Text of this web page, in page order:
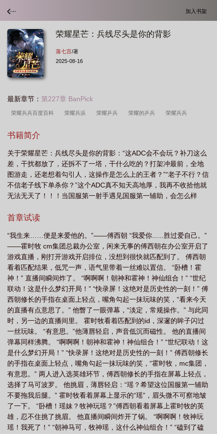
加入书架
荣耀星芒：兵线尽头是你的背影
落七言/著
2025-08-16
最新章节： 第227章 BanPick
荣耀兵兵百度百科 荣耀兵浜 荣耀乒兵 荣耀的乒兵 荣耀兵兵
书籍简介
关于荣耀星芒：兵线尽头是你的背影：“这ADC会不会玩？补刀这么
差，干扰都放了，还拆不了一塔，干什么吃的？打架冲最前，全地
图游走，还老想着勾引人，这操作是怎么上的王者？”“老子不行？信
不信老子线下单杀你？”这个ADC真不知天高地厚，我再不收拾他就
无法无天了！！！当国服第一射手遇见国服第一辅助，会怎么样
首章试读
“我生来……便是来爱他的。”——傅西朝 “我爱你......胜过爱自己。”
——霍时牧 cm集团总裁办公室，闲来无事的傅西朝在办公室开启了
游戏直播，刚打开游戏开启排位，没想到很快就匹配到了。 傅西朝
看着匹配结果，低咒一声，语气里带着一丝难以置信。 “卧槽！霍
神！” 直播间瞬间炸了。 “啊啊啊！朝神和霍神！神仙组合！” “世纪
联动！这是什么梦幻开局！” “快录屏！这绝对是历史性的一刻！” 傅
西朝修长的手指在桌面上轻点，嘴角勾起一抹玩味的笑，“看来今天
的直播有点意思了。” 他瞥了一眼弹幕，“淡定，常规操作。” 与此同
时，另一边的直播间里。 霍时牧看着匹配到的id，深邃的眸子闪过
一丝玩味。 “有意思。”他薄唇轻启，声音低沉而磁性。 他的直播间
弹幕同样沸腾。 “啊啊啊！朝神和霍神！神仙组合！” “世纪联动！这
是什么梦幻开局！” “快录屏！这绝对是历史性的一刻！” 傅西朝修长
的手指在桌面上轻点，嘴角勾起一抹玩味的笑，“霍时牧，mc集团，
有意思。” 两人进入选英雄环节，傅西朝修长的手指在屏幕上轻点，
选择了马可波罗。 他挑眉，薄唇轻启：“瑶？希望这位国服第一辅助
不要拖我后腿。” 霍时牧看着屏幕上显示的“瑶”，眉头微不可察地皱
了一下。 “卧槽！瑶妹？牧神玩瑶？”傅西朝看着屏幕上霍时牧的英
雄，忍不住挑了挑眉。 他直播间瞬间炸开了锅。 “啊啊啊！牧神玩
瑶！我死了！” “朝神马可，牧神瑶，这什么神仙组合！” “磕到了磕